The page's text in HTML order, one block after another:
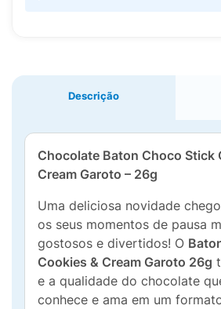
Descrição
Chocolate Baton Choco Stick
Cream Garoto – 26g
Uma deliciosa novidade
os seus momentos de pausa
gostosos e divertidos! O
Cookies & Cream Garoto 26g
e a qualidade do chocolate
conhece e ama em um